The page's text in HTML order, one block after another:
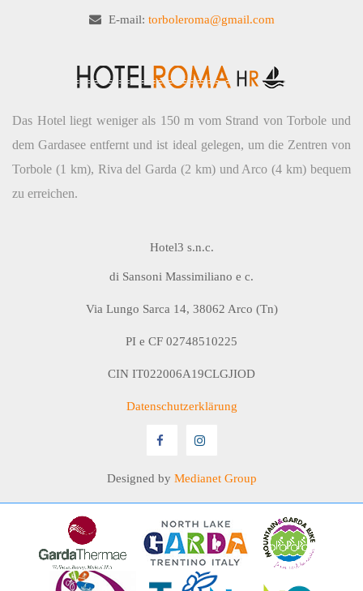
E-mail: torboleroma@gmail.com
Das Hotel liegt weniger als 150 m vom Strand von Torbole und
dem Gardasee entfernt und ist ideal gelegen, um die Zentren von
Torbole (1 km), Riva del Garda (2 km) und Arco (4 km) bequem
zu erreichen.
Hotel3 s.n.c.
di Sansoni Massimiliano e c.
Via Lungo Sarca 14, 38062 Arco (Tn)
PI e CF 02748510225
CIN IT022006A19CLGJIOD
Datenschutzerklärung
Designed by Medianet Group